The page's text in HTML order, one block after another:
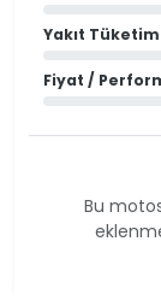
Yakıt
Fiyat /
Bu